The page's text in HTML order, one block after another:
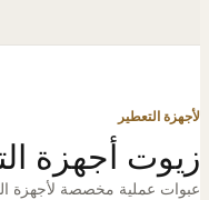
لأجهزة التعطير
زيوت أجهزة
عبوات عملية مخصصة لأجهزة